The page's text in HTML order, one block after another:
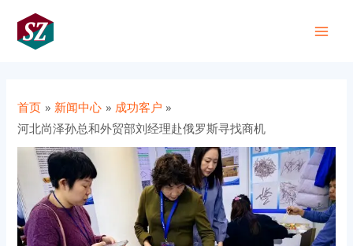
首页 新闻中心
成功客户
河北尚泽孙总和外贸部刘经理赴俄罗斯寻找商机
navigation